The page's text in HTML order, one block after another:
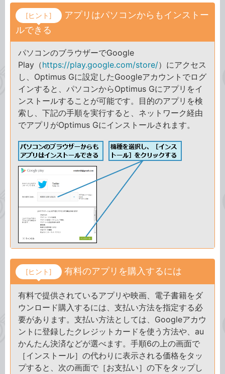
[ヒント]
アプリはパソコンからもインストー
ルできる
パソコンのブラウザーでGoogle
Play（https://play.google.com/store/）にアクセス
し、Optimus Gに設定したGoogleアカウントでログ
インすると、パソコンからOptimus Gにアプリをイ
ンストールすることが可能です。目的のアプリを検
索し、下記の手順を実行すると、ネットワーク経由
でアプリがOptimus Gにインストールされます。
[ヒント] 有料のアプリを購入するには
有料で提供されているアプリや映画、電子書籍をダ
ウンロード購入するには、支払い方法を指定する必
要があります。支払い方法としては、Googleアカウ
ントに登録したクレジットカードを使う方法や、au
かんたん決済などが選べます。手順6の上の画面で
［インストール］の代わりに表示される価格をタッ
プすると、次の画面で［お支払い］の下をタップし